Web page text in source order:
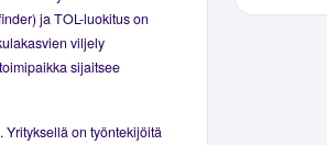
ja TOL-luokitus on
viljely
sijaitsee
Yrityksellä on työntekijöitä